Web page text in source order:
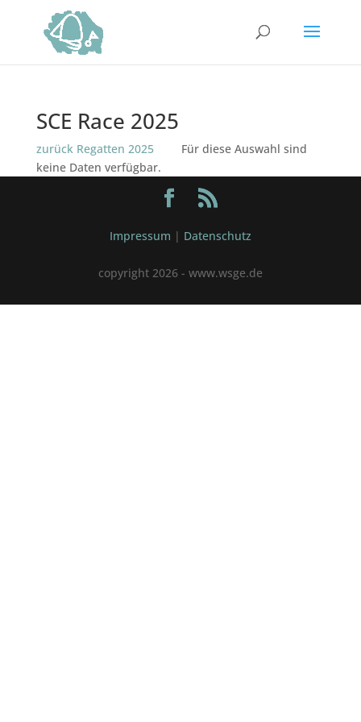
SCE Race 2025
zurück Regatten 2025
Für diese Auswahl sind
keine Daten verfügbar.
Impressum | Datenschutz
copyright 2026 - www.wsge.de